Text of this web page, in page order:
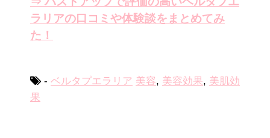
ラリアの口コミや体験談をまとめてみ
た！
- ベルタプエラリア 美容, 美容効果, 美肌効
果